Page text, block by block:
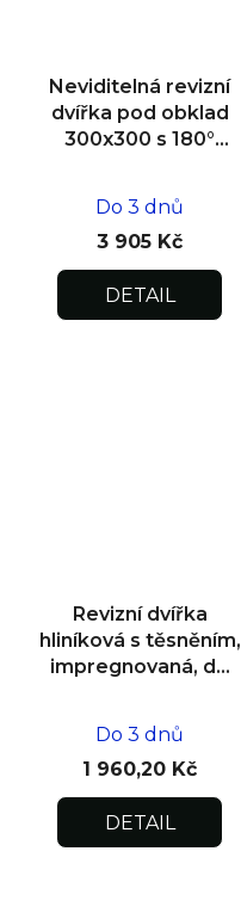
Neviditelná revizní
dvířka pod obklad
300x300 s 180°
Do 3 dnů
3 905 Kč
DETAIL
Revizní dvířka
hliníková s těsněním,
impregnovaná, do
Do 3 dnů
1 960,20 Kč
DETAIL